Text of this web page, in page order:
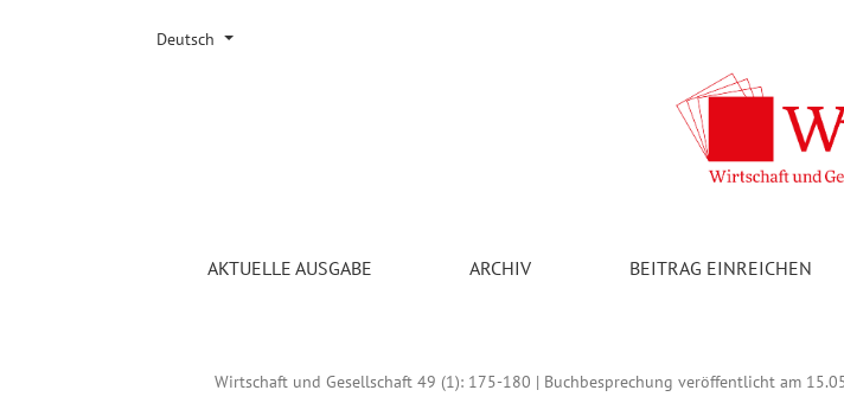
Die Österreichische Schule – leicht gefasst: Linsbichler, Alexander (2022). Viel mehr
AKTUELLE AUSGABE ARCHIV BEITRAG EINREICHEN
Sprache ändern. Die ausgewählte Sprache ist:
Deutsch
Wirtschaft und Gesellschaft 49 (1): 175-180 | Buchbesprechung veröffentlicht am